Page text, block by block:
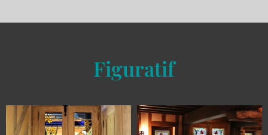
Figuratif